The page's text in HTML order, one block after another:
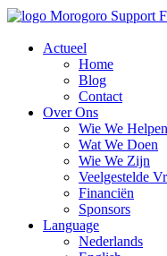
Morogoro Support
Actueel
Home
Blog
Contact
Over Ons
Wie We Helpen
Wat We Doen
Wie We Zijn
Veelgestelde
Financiën
Sponsors
Language
Nederlands